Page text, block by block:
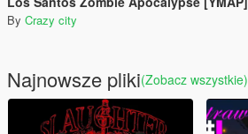
By Crazy city
Najnowsze pliki(Zobacz wszystkie)